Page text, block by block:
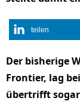
teilen
Der bisherige
Frontier, lag
übertrifft